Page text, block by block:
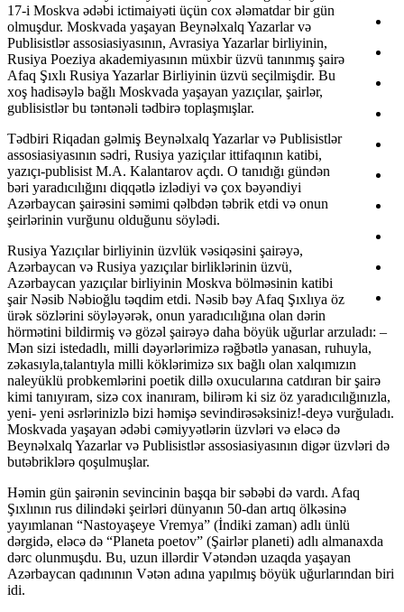
17-i Moskva ədəbi ictimaiyəti üçün cox ələmatdar bir gün
olmuşdur. Moskvada yaşayan Beynəlxalq Yazarlar və
Publisistlər assosiasiyasının, Avrasiya Yazarlar birliyinin,
Rusiya Poeziya akademiyasının müxbir üzvü tanınmış şairə
Afaq Şıxlı Rusiya Yazarlar Birliyinin üzvü seçilmişdir. Bu
xoş hadisəylə bağlı Moskvada yaşayan yazıçılar, şairlər,
gublisistlər bu təntənəli tədbirə toplaşmışlar.
Tədbiri Riqadan gəlmiş Beynəlxalq Yazarlar və Publisistlər
assosiasiyasının sədri, Rusiya yaziçılar ittifaqının katibi,
yazıçı-publisist M.A. Kalantarov açdı. O tanıdığı gündən
bəri yaradıcılığını diqqətlə izlədiyi və çox bəyəndiyi
Azərbaycan şairəsini səmimi qəlbdən təbrik etdi və onun
şeirlərinin vurğunu olduğunu söylədi.
Rusiya Yazıçılar birliyinin üzvlük vəsiqəsini şairəyə,
Azərbaycan və Rusiya yazıçılar birliklərinin üzvü,
Azərbaycan yazıçılar birliyinin Moskva bölməsinin katibi
şair Nəsib Nəbioğlu təqdim etdi. Nəsib bəy Afaq Şıxlıya öz
ürək sözlərini söyləyərək, onun yaradıcılığına olan dərin
hörmətini bildirmiş və gözəl şairəyə daha böyük uğurlar arzuladı: –
Mən sizi istedadlı, milli dəyərlərimizə rəğbətlə yanasan, ruhuyla,
zəkasıyla,talantıyla milli köklərimizə sıx bağlı olan xalqımızın
naleyüklü probkemlərini poetik dillə oxucularına catdıran bir şairə
kimi tanıyıram, sizə cox inanıram, bilirəm ki siz öz yaradıcılığınızla,
yeni- yeni əsrlərinizlə bizi həmişə sevindirəsəksiniz!-deyə vurğuladı.
Moskvada yaşayan ədəbi cəmiyyətlərin üzvləri və eləcə də
Beynəlxalq Yazarlar və Publisistlər assosiasiyasının digər üzvləri də
butəbriklərə qoşulmuşlar.
Həmin gün şairənin sevincinin başqa bir səbəbi də vardı. Afaq
Şıxlının rus dilindəki şeirləri dünyanın 50-dan artıq ölkəsinə
yayımlanan “Nastoyaşeye Vremya” (İndiki zaman) adlı ünlü
dərgidə, eləcə də “Planeta poetov” (Şairlər planeti) adlı almanaxda
dərc olunmuşdu. Bu, uzun illərdir Vətəndən uzaqda yaşayan
Azərbaycan qadınının Vətən adına yapılmış böyük uğurlarından biri
idi.